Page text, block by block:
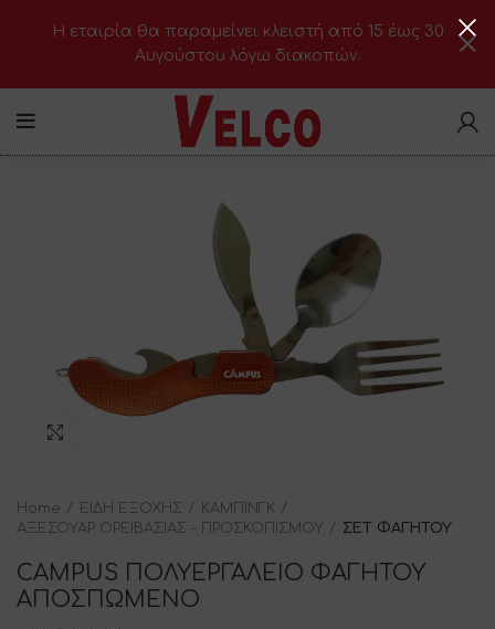
Home ΕΙΔΗ ΕΞΟΧΗΣ
ΚΑΜΠΙΝΓΚ
ΑΞΕΣΟΥΑΡ ΟΡΕΙΒΑΣΙΑΣ - ΠΡΟΣΚΟΠΙΣΜΟΥ
ΣΕΤ ΦΑΓΗΤΟΥ
CAMPUS ΠΟΛΥΕΡΓΑΛΕΙΟ ΦΑΓΗΤΟΥ
ΑΠΟΣΠΩΜΕΝΟ
H εταιρία θα παραμείνει κλειστή από 15 έως 30
Αυγούστου λόγω διακοπών.